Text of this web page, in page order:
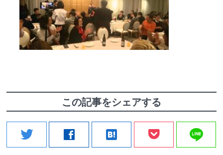
この記事をシェアする
twitter facebook hatenabookmark line